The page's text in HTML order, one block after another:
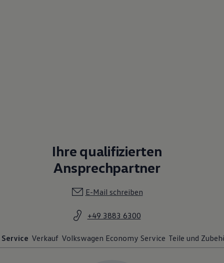
Ihre qualifizierten
Ansprechpartner
E-Mail schreiben
+49 3883 6300
Service Verkauf Volkswagen Economy Service Teile und